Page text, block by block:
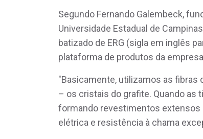
Segundo Fernando Galembeck,
Universidade Estadual de
batizado de ERG (sigla em inglês
plataforma de produtos da
"Basicamente, utilizamos as fibras
– os cristais do grafite. Quando as
formando revestimentos extensos
elétrica e resistência à chama